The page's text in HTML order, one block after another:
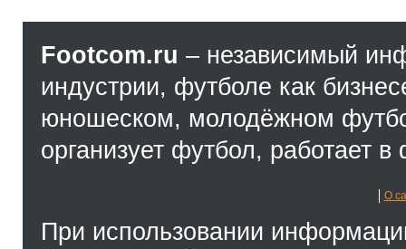
Footcom.ru – независимый
индустрии, футболе как
юношеском, молодёжном
организует футбол, работает
О
При использовании